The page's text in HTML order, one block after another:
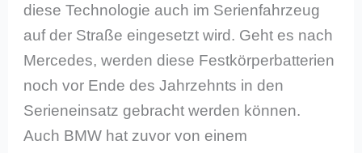
diese Technologie auch im Serienfahrzeug
auf der Straße eingesetzt wird. Geht es nach
Mercedes, werden diese Festkörperbatterien
noch vor Ende des Jahrzehnts in den
Serieneinsatz gebracht werden können.
Auch BMW hat zuvor von einem